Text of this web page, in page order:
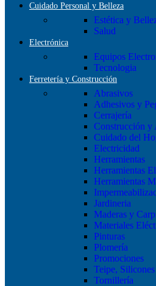
Cuidado Personal y Belleza
Estética y
Salud
Electrónica
Equipos
Tecnologia
Ferretería y Construcción
Abrasivos
Adhesivos y
Cerrajería
Construcción y
Cuidado del
Electricidad
Herramientas
Herramientas
Herramientas
Jardineria
Maderas y
Materiales
Pinturas
Plomería
Promociones
Teipe,
Tornillería